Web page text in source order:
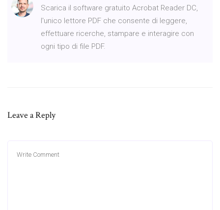
Scarica il software gratuito Acrobat Reader DC,
l'unico lettore PDF che consente di leggere,
effettuare ricerche, stampare e interagire con
ogni tipo di file PDF.
Leave a Reply